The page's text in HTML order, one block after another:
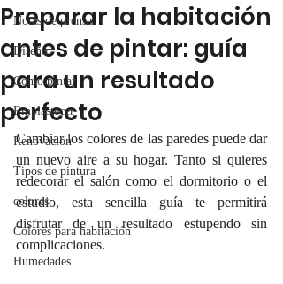
Notas de prensa
Diseño
Como pintar
Emplastecer
Renovacion
Tipos de pintura
colores
Colores para habitación
Humedades
Preparar la habitación
antes de pintar: guía
para un resultado
perfecto
Cambiar los colores de las paredes puede dar
un nuevo aire a su hogar. Tanto si quieres
redecorar el salón como el dormitorio o el
estudio, esta sencilla guía te permitirá
disfrutar de un resultado estupendo sin
complicaciones.